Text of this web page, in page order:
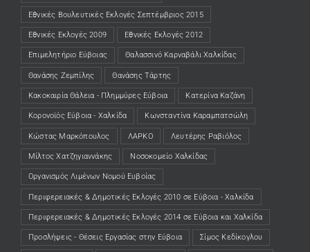
Εθνικές Βουλευτικές Εκλογές Σεπτέμβριος 2015
Εθνικές Εκλογές 2009 Εθνικές Εκλογές 2012
Επιμελητήριο Εύβοιας Θαλασσινό Καρναβάλι Χαλκίδας
Θανάσης Ζεμπίλης Θανάσης Τάρτης
Κακοκαιρία Θάλεια - Πλημμύρες Εύβοια Κατερίνα Καζάνη
Κορονοϊός Εύβοια - Χαλκίδα Κωνσταντίνα Καραμπατσώλη
Κώστας Μαρκόπουλος ΛΑΡΚΟ Λευτέρης Ραβιόλος
Μίλτος Χατζηγιαννάκης Νοσοκομείο Χαλκίδας
Οργανισμός Λιμένων Νομού Ευβοίας
Περιφερειακές & Δημοτικές Εκλογές 2010 σε Εύβοια - Χαλκίδα
Περιφερειακές & Δημοτικές Εκλογές 2014 σε Εύβοια και Χαλκίδα
Προσλήψεις - Θέσεις Εργασίας στην Εύβοια Σίμος Κεδίκογλου